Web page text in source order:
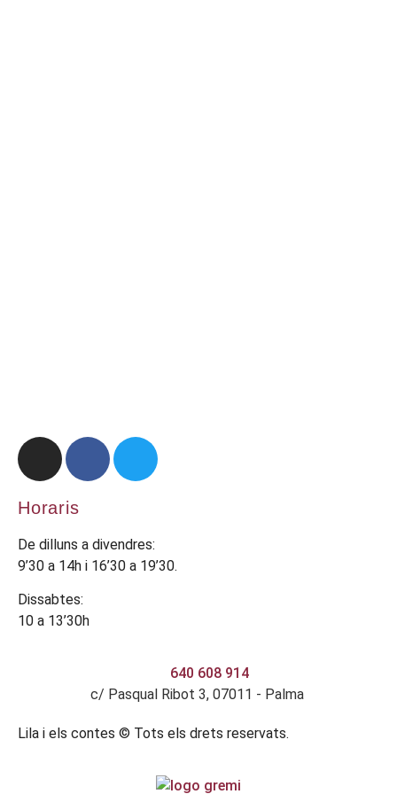
Horaris
De dilluns a divendres:
9’30 a 14h i 16’30 a 19’30.
Dissabtes:
10 a 13’30h
640 608 914
c/ Pasqual Ribot 3, 07011 - Palma
Lila i els contes © Tots els drets reservats.